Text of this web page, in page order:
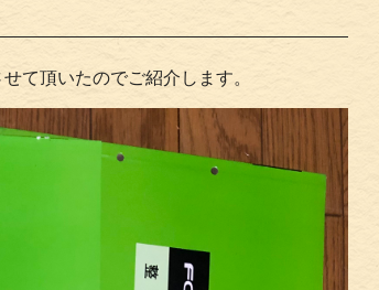
て頂いたのでご紹介します。